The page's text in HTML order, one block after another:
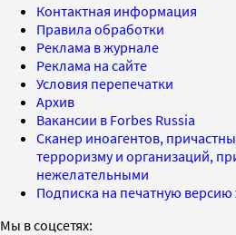
Контактная информация
Правила обработки
Реклама в журнале
Реклама на сайте
Условия перепечатки
Архив
Вакансии в Forbes Russia
Сканер иноагентов,
терроризму и организаций,
нежелательными
Подписка на печатную
Мы в соцсетях: